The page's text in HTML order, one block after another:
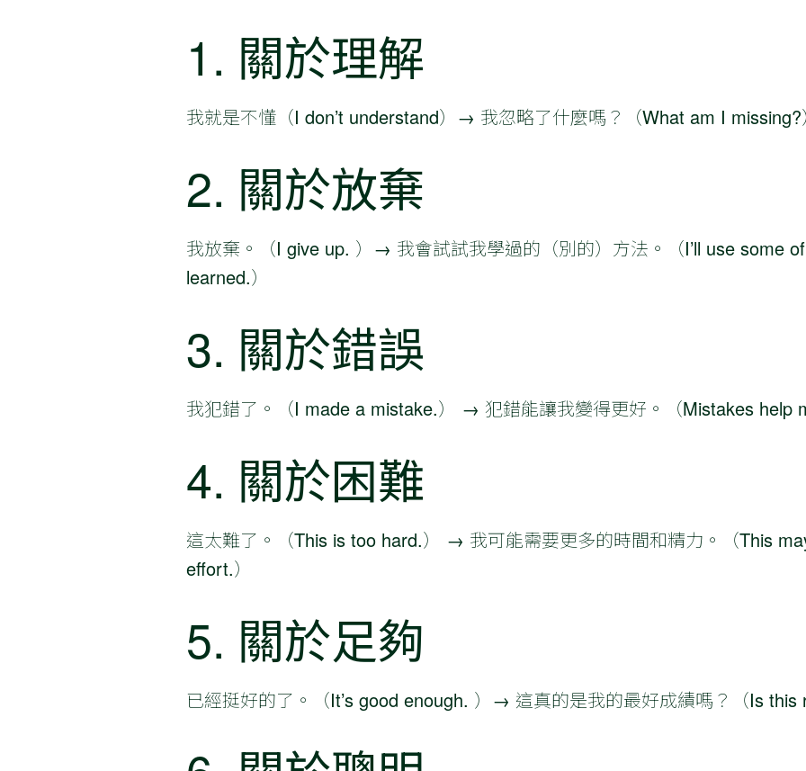
1. 關於理解
我就是不懂（I don’t understand）→ 我忽略了什麼嗎？（What am I missing?）
2. 關於放棄
我放棄。（I give up. ）→ 我會試試我學過的（別的）方法。（I’ll use some
learned.）
3. 關於錯誤
我犯錯了。（I made a mistake.） → 犯錯能讓我變得更好。（Mistakes help
4. 關於困難
這太難了。（This is too hard.） → 我可能需要更多的時間和精力。（This
effort.）
5. 關於足夠
已經挺好的了。（It’s good enough. ）→ 這真的是我的最好成績嗎？（Is this